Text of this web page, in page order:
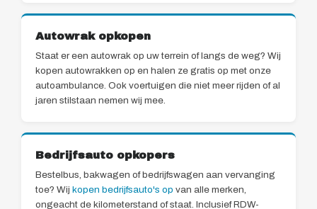
Autowrak opkopen
Staat er een autowrak op uw terrein of langs de weg? Wij
kopen autowrakken op en halen ze gratis op met onze
autoambulance. Ook voertuigen die niet meer rijden of al
jaren stilstaan nemen wij mee.
Bedrijfsauto opkopers
Bestelbus, bakwagen of bedrijfswagen aan vervanging
toe? Wij kopen bedrijfsauto's op van alle merken,
ongeacht de kilometerstand of staat. Inclusief RDW-